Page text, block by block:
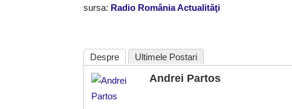
sursa: Radio România Actualităţi
Despre Ultimele Postari
Andrei Partos